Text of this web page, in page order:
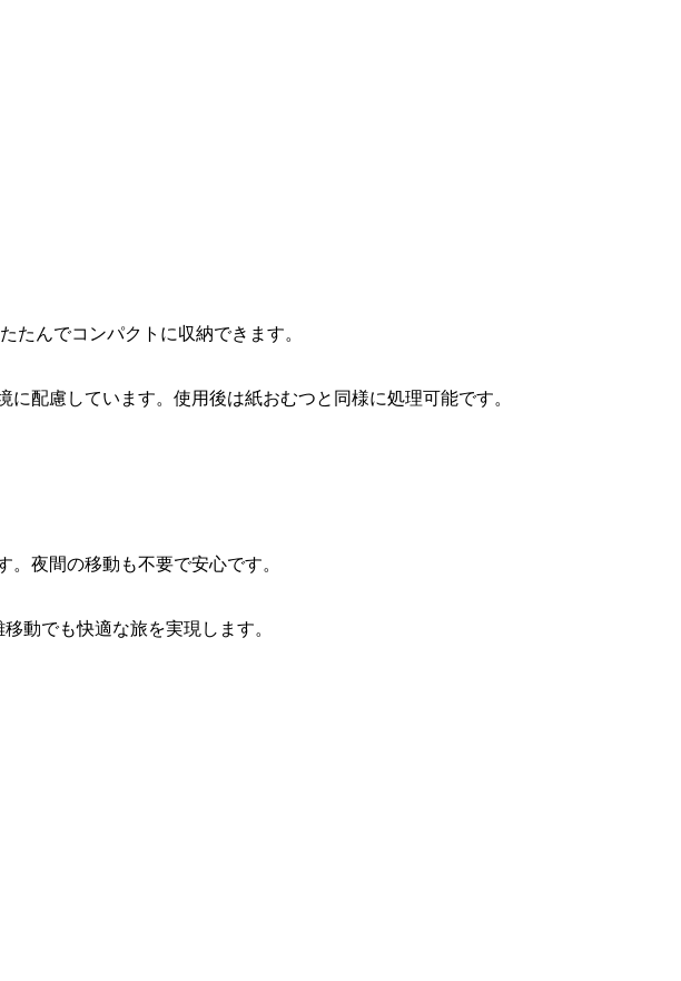
たんでコンパクトに収納できます。
配慮しています。使用後は紙おむつと同様に処理可能です。
夜間の移動も不要で安心です。
動でも快適な旅を実現します。